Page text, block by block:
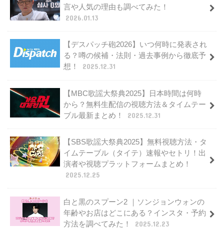
言や人気の理由も調べてみた！
2026.01.13
【デスパッチ砲2026】いつ何時に発表され
る？噂の候補・法則・過去事例から徹底予
想！
2025.12.31
【MBC歌謡大祭典2025】日本時間は何時
から？無料生配信の視聴方法＆タイムテー
ブル最新まとめ！
2025.12.31
【SBS歌謡大祭典2025】無料視聴方法・タ
イムテーブル（タイテ）速報やセトリ！出
演者や視聴プラットフォームまとめ！
2025.12.25
白と黒のスプーン2 ｜ソンジョンウォンの
年齢やお店はどこにある？インスタ・予約
方法を調べてみた！
2025.12.23